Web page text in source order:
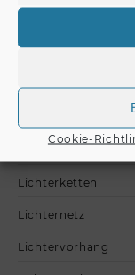
Cookie-
Lavalampen
Plasmakugel
Lichterketten
Lichternetz
Lichtervorhang